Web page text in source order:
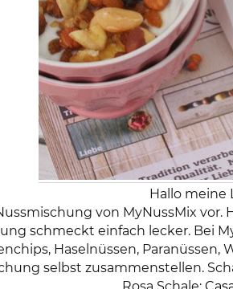
Hallo meine
von MyNussMix
schmeckt einfach lecker. Bei
Haselnüssen,
selbst zusammenstellen.
Rosa Schale: